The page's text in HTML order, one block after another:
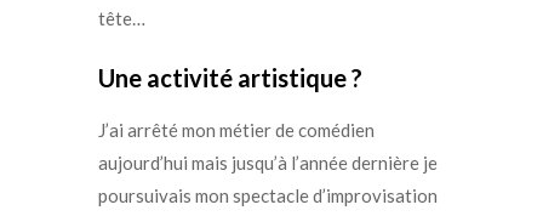
tête…
Une activité artistique ?
J’ai arrêté mon métier de comédien
aujourd’hui mais jusqu’à l’année dernière je
poursuivais mon spectacle d’improvisation